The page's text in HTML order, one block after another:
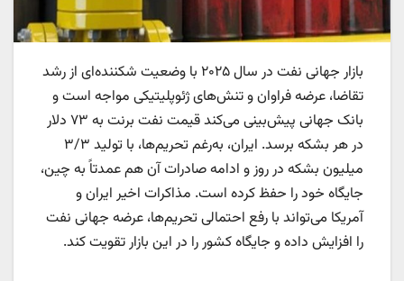
بازار جهانی نفت در سال ۲۰۲۵ با وضعیت شکننده‌ای از رشد
تقاضا، عرضه فراوان و تنش‌های ژئوپلیتیکی مواجه است و
بانک جهانی پیش‌بینی می‌کند قیمت نفت برنت به ۷۳ دلار
در هر بشکه برسد. ایران، به‌رغم تحریم‌ها، با تولید ۳/۳
میلیون بشکه در روز و ادامه صادرات آن هم عمدتاً به چین،
جایگاه خود را حفظ کرده است. مذاکرات اخیر ایران و
آمریکا می‌تواند با رفع احتمالی تحریم‌ها، عرضه جهانی نفت
را افزایش داده و جایگاه کشور را در این بازار تقویت کند.